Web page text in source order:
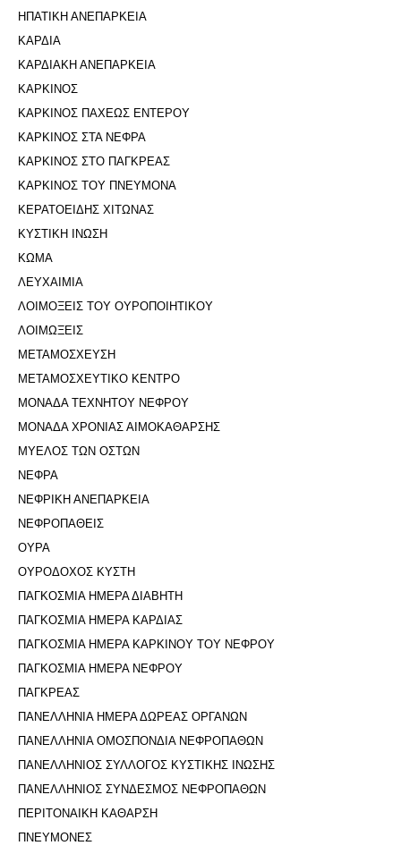
ΗΠΑΤΙΚΗ ΑΝΕΠΑΡΚΕΙΑ
ΚΑΡΔΙΑ
ΚΑΡΔΙΑΚΗ ΑΝΕΠΑΡΚΕΙΑ
ΚΑΡΚΙΝΟΣ
ΚΑΡΚΙΝΟΣ ΠΑΧΕΩΣ ΕΝΤΕΡΟΥ
ΚΑΡΚΙΝΟΣ ΣΤΑ ΝΕΦΡΑ
ΚΑΡΚΙΝΟΣ ΣΤΟ ΠΑΓΚΡΕΑΣ
ΚΑΡΚΙΝΟΣ ΤΟΥ ΠΝΕΥΜΟΝΑ
ΚΕΡΑΤΟΕΙΔΗΣ ΧΙΤΩΝΑΣ
ΚΥΣΤΙΚΗ ΙΝΩΣΗ
ΚΩΜΑ
ΛΕΥΧΑΙΜΙΑ
ΛΟΙΜΟΞΕΙΣ ΤΟΥ ΟΥΡΟΠΟΙΗΤΙΚΟΥ
ΛΟΙΜΩΞΕΙΣ
ΜΕΤΑΜΟΣΧΕΥΣΗ
ΜΕΤΑΜΟΣΧΕΥΤΙΚΟ ΚΕΝΤΡΟ
ΜΟΝΑΔΑ ΤΕΧΝΗΤΟΥ ΝΕΦΡΟΥ
ΜΟΝΑΔΑ ΧΡΟΝΙΑΣ ΑΙΜΟΚΑΘΑΡΣΗΣ
ΜΥΕΛΟΣ ΤΩΝ ΟΣΤΩΝ
ΝΕΦΡΑ
ΝΕΦΡΙΚΗ ΑΝΕΠΑΡΚΕΙΑ
ΝΕΦΡΟΠΑΘΕΙΣ
ΟΥΡΑ
ΟΥΡΟΔΟΧΟΣ ΚΥΣΤΗ
ΠΑΓΚΟΣΜΙΑ ΗΜΕΡΑ ΔΙΑΒΗΤΗ
ΠΑΓΚΟΣΜΙΑ ΗΜΕΡΑ ΚΑΡΔΙΑΣ
ΠΑΓΚΟΣΜΙΑ ΗΜΕΡΑ ΚΑΡΚΙΝΟΥ ΤΟΥ ΝΕΦΡΟΥ
ΠΑΓΚΟΣΜΙΑ ΗΜΕΡΑ ΝΕΦΡΟΥ
ΠΑΓΚΡΕΑΣ
ΠΑΝΕΛΛΗΝΙΑ ΗΜΕΡΑ ΔΩΡΕΑΣ ΟΡΓΑΝΩΝ
ΠΑΝΕΛΛΗΝΙΑ ΟΜΟΣΠΟΝΔΙΑ ΝΕΦΡΟΠΑΘΩΝ
ΠΑΝΕΛΛΗΝΙΟΣ ΣΥΛΛΟΓΟΣ ΚΥΣΤΙΚΗΣ ΙΝΩΣΗΣ
ΠΑΝΕΛΛΗΝΙΟΣ ΣΥΝΔΕΣΜΟΣ ΝΕΦΡΟΠΑΘΩΝ
ΠΕΡΙΤΟΝΑΙΚΗ ΚΑΘΑΡΣΗ
ΠΝΕΥΜΟΝΕΣ